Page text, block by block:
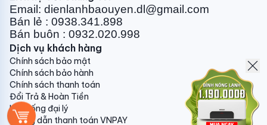
Quý khách hàng vui lòng liên hệ trực tiếp để được tư
vấn thêm về vật tư và phụ kiện kèm theo máy điều
hòa, cũng như giá cả chính xác chi tiết nhất.
Gửi phản hồi
Email: dienlanhbaouyen.dl@gmail.com
Bán lẻ : 0938.341.898
Bán buôn : 0932.020.998
Dịch vụ khách hàng
Chính sách bảo mật
Chính sách bảo hành
Chính sách thanh toán
Đổi Trả & Hoàn Tiền
Hệ thống đại lý
Hướng dẫn thanh toán VNPAY